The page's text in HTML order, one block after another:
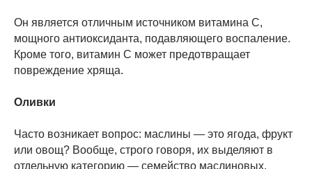
Он является отличным источником витамина С,
мощного антиоксиданта, подавляющего воспаление.
Кроме того, витамин С может предотвращает
повреждение хряща.
Оливки
Часто возникает вопрос: маслины — это ягода, фрукт
или овощ? Вообще, строго говоря, их выделяют в
отдельную категорию — семейство маслиновых.